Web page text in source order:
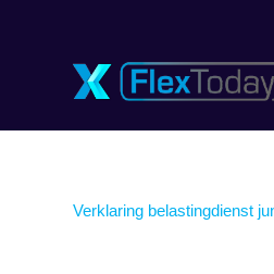
Verklaring belastingdienst